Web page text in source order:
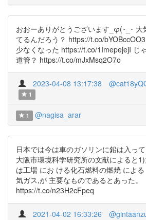
おおーありがとうございます_φ(･_･ 大
てるんだろう？ https://t.co/
少なくなった https://t.co/1ImepejejI じ
道管？ https://t.co/mJxMsq2O7o
2023-04-08 13:17:38
1
1 @nagisa_arar
日本では今は車のガソリンに鉛は入って
大阪市環境科学研究所の文献によると
は工場 にお ける化石燃料の燃焼 によ
気ガス,が 主要なものであるとあった。
https://t.co/n23H2cFpeq
2021-04-02 16:33:26